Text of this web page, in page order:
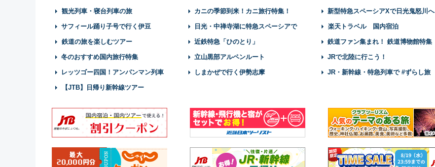
観光列車・寝台列車の旅 カニの季節到来！カニ旅行特集！ 新型特急スペーシアXで日光鬼怒川へ
サフィール踊り子号で行く伊豆 日光・中禅寺湖に特急スペーシアで 楽天トラベル 国内宿泊
鉄道の旅を楽しむツアー 近鉄特急「ひのとり」 鉄道ファン集まれ！ 鉄道博物館特集
冬のおすすめ国内旅行特集 立山黒部アルペンルート JRで北陸に行こう！
レッツゴー四国！アンパンマン列車 しまかぜで行く伊勢志摩 JR・新幹線・特急列車で #ずらし旅
【JTB】日帰り新幹線ツアー